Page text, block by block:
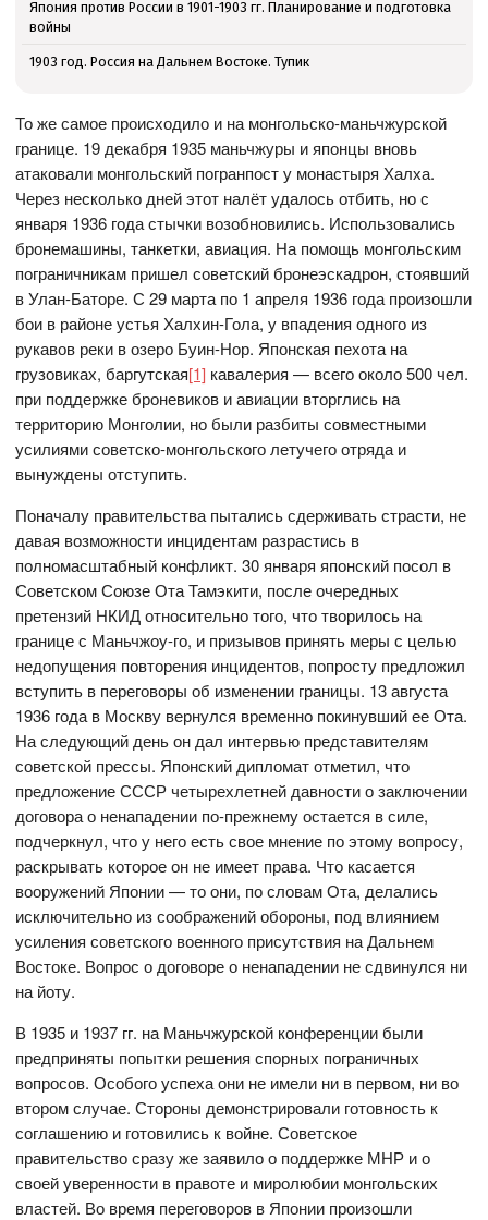
Япония против России в 1901-1903 гг. Планирование и подготовка
войны
1903 год. Россия на Дальнем Востоке. Тупик
То же самое происходило и на монгольско-маньчжурской
границе. 19 декабря 1935 маньчжуры и японцы вновь
атаковали монгольский погранпост у монастыря Халха.
Через несколько дней этот налёт удалось отбить, но с
января 1936 года стычки возобновились. Использовались
бронемашины, танкетки, авиация. На помощь монгольским
пограничникам пришел советский бронеэскадрон, стоявший
в Улан-Баторе. С 29 марта по 1 апреля 1936 года произошли
бои в районе устья Халхин-Гола, у впадения одного из
рукавов реки в озеро Буин-Нор. Японская пехота на
грузовиках, баргутская[1] кавалерия — всего около 500 чел.
при поддержке броневиков и авиации вторглись на
территорию Монголии, но были разбиты совместными
усилиями советско-монгольского летучего отряда и
вынуждены отступить.
Поначалу правительства пытались сдерживать страсти, не
давая возможности инцидентам разрастись в
полномасштабный конфликт. 30 января японский посол в
Советском Союзе Ота Тамэкити, после очередных
претензий НКИД относительно того, что творилось на
границе с Маньчжоу-го, и призывов принять меры с целью
недопущения повторения инцидентов, попросту предложил
вступить в переговоры об изменении границы. 13 августа
1936 года в Москву вернулся временно покинувший ее Ота.
На следующий день он дал интервью представителям
советской прессы. Японский дипломат отметил, что
предложение СССР четырехлетней давности о заключении
договора о ненападении по-прежнему остается в силе,
подчеркнул, что у него есть свое мнение по этому вопросу,
раскрывать которое он не имеет права. Что касается
вооружений Японии — то они, по словам Ота, делались
исключительно из соображений обороны, под влиянием
усиления советского военного присутствия на Дальнем
Востоке. Вопрос о договоре о ненападении не сдвинулся ни
на йоту.
В 1935 и 1937 гг. на Маньчжурской конференции были
предприняты попытки решения спорных пограничных
вопросов. Особого успеха они не имели ни в первом, ни во
втором случае. Стороны демонстрировали готовность к
соглашению и готовились к войне. Советское
правительство сразу же заявило о поддержке МНР и о
своей уверенности в правоте и миролюбии монгольских
властей. Во время переговоров в Японии произошли